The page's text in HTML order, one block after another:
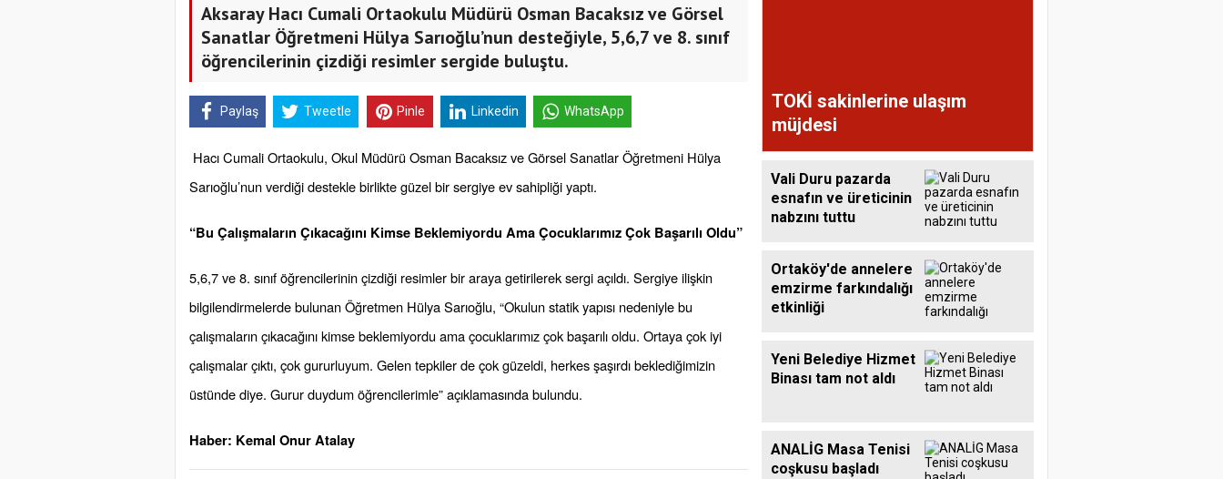
Aksaray Hacı Cumali Ortaokulu Müdürü Osman Bacaksız ve Görsel
Sanatlar Öğretmeni Hülya Sarıoğlu’nun desteğiyle, 5,6,7 ve 8. sınıf
öğrencilerinin çizdiği resimler sergide buluştu.
Paylaş Tweetle Pinle Linkedin WhatsApp
Hacı Cumali Ortaokulu, Okul Müdürü Osman Bacaksız ve Görsel Sanatlar Öğretmeni Hülya
Sarıoğlu’nun verdiği destekle birlikte güzel bir sergiye ev sahipliği yaptı.
“Bu Çalışmaların Çıkacağını Kimse Beklemiyordu Ama Çocuklarımız Çok Başarılı Oldu”
5,6,7 ve 8. sınıf öğrencilerinin çizdiği resimler bir araya getirilerek sergi açıldı. Sergiye ilişkin
bilgilendirmelerde bulunan Öğretmen Hülya Sarıoğlu, “Okulun statik yapısı nedeniyle bu
çalışmaların çıkacağını kimse beklemiyordu ama çocuklarımız çok başarılı oldu. Ortaya çok iyi
çalışmalar çıktı, çok gururluyum. Gelen tepkiler de çok güzeldi, herkes şaşırdı beklediğimizin
üstünde diye. Gurur duydum öğrencilerimle” açıklamasında bulundu.
Haber: Kemal Onur Atalay
TOKİ sakinlerine ulaşım
müjdesi
Vali Duru pazarda
esnafın ve üreticinin
nabzını tuttu
Ortaköy'de annelere
emzirme farkındalığı
etkinliği
Yeni Belediye Hizmet
Binası tam not aldı
ANALİG Masa Tenisi
coşkusu başladı